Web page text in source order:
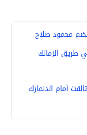
لضم محمود صلاح
طريق الزمالك
أمام الدنمارك